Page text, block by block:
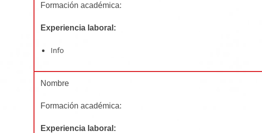
Formación académica:
Experiencia laboral:
Info
Nombre
Formación académica:
Experiencia laboral: